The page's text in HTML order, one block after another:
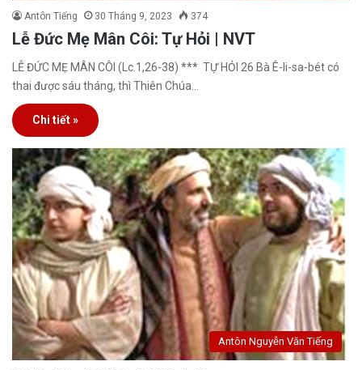
Antôn Tiếng 30 Tháng 9, 2023 374
Lễ Đức Mẹ Mân Côi: Tự Hỏi | NVT
LỄ ĐỨC MẸ MÂN CÔI (Lc.1,26-38) *** TỰ HỎI 26 Bà Ê-li-sa-bét có
thai được sáu tháng, thì Thiên Chúa…
Chi tiết »
Antôn Nguyễn Văn Tiếng